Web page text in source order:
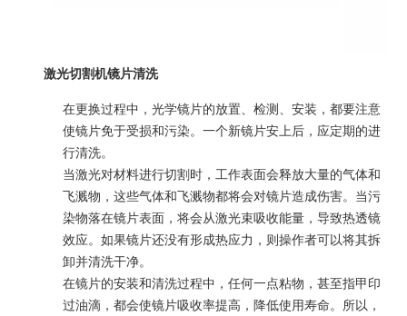
激光切割机镜片清洗
在更换过程中，光学镜片的放置、检测、安装，都要注意
使镜片免于受损和污染。一个新镜片安上后，应定期的进
行清洗。
当激光对材料进行切割时，工作表面会释放大量的气体和
飞溅物，这些气体和飞溅物都将会对镜片造成伤害。当污
染物落在镜片表面，将会从激光束吸收能量，导致热透镜
效应。如果镜片还没有形成热应力，则操作者可以将其拆
卸并清洗干净。
在镜片的安装和清洗过程中，任何一点粘物，甚至指甲印
过油滴，都会使镜片吸收率提高，降低使用寿命。所以，